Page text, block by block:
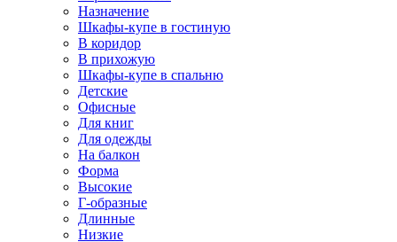
Назначение
Шкафы-купе в гостиную
В коридор
В прихожую
Шкафы-купе в спальню
Детские
Офисные
Для книг
Для одежды
На балкон
Форма
Высокие
Г-образные
Длинные
Низкие